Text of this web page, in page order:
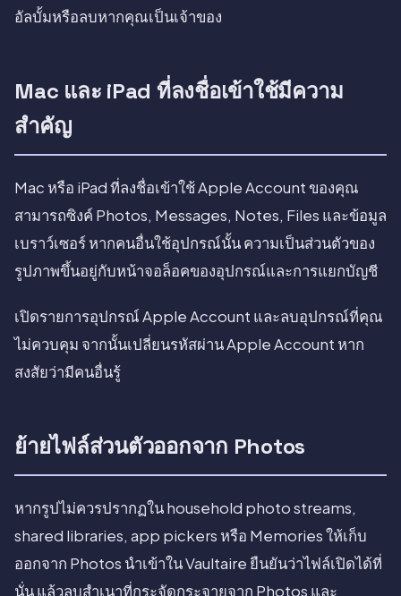
อัลบั้มหรือลบหากคุณเป็นเจ้าของ
Mac และ iPad ที่ลงชื่อเข้าใช้มีความ
สำคัญ
Mac หรือ iPad ที่ลงชื่อเข้าใช้ Apple Account ของคุณ
สามารถซิงค์ Photos, Messages, Notes, Files และข้อมูล
เบราว์เซอร์ หากคนอื่นใช้อุปกรณ์นั้น ความเป็นส่วนตัวของ
รูปภาพขึ้นอยู่กับหน้าจอล็อคของอุปกรณ์และการแยกบัญชี
เปิดรายการอุปกรณ์ Apple Account และลบอุปกรณ์ที่คุณ
ไม่ควบคุม จากนั้นเปลี่ยนรหัสผ่าน Apple Account หาก
สงสัยว่ามีคนอื่นรู้
ย้ายไฟล์ส่วนตัวออกจาก Photos
หากรูปไม่ควรปรากฏใน household photo streams,
shared libraries, app pickers หรือ Memories ให้เก็บ
ออกจาก Photos นำเข้าใน Vaultaire ยืนยันว่าไฟล์เปิดได้ที่
นั่น แล้วลบสำเนาที่กระจัดกระจายจาก Photos และ